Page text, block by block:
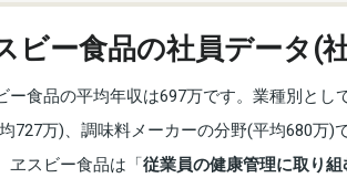
ビー食品の社員データ(
ー食品の平均年収は697万です。業種別とし
727万)、調味料メーカーの分野(平均680万)
ヱスビー食品は「従業員の健康管理に取り組